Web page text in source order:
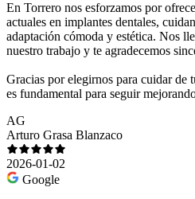
En Torrero nos esforzamos por
actuales en implantes dentales,
adaptación cómoda y estética. Nos
nuestro trabajo y te agradecemos
Gracias por elegirnos para cuidar de
es fundamental para seguir
AG
Arturo Grasa Blanzaco
2026-01-02
Google